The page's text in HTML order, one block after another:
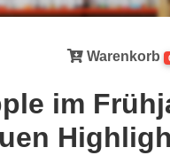
Warenkorb
im